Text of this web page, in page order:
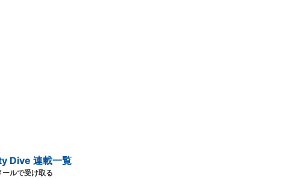
Dive 連載一覧
ルで受け取る